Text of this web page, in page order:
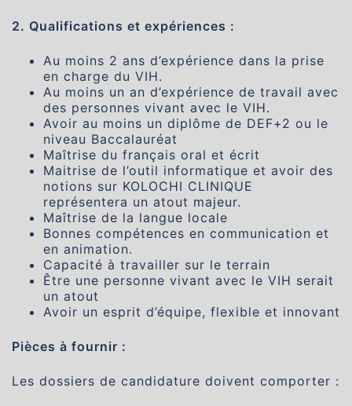
2. Qualifications et expériences :
Au moins 2 ans d’expérience dans la prise
en charge du VIH.
Au moins un an d’expérience de travail avec
des personnes vivant avec le VIH.
Avoir au moins un diplôme de DEF+2 ou le
niveau Baccalauréat
Maîtrise du français oral et écrit
Maitrise de l’outil informatique et avoir des
notions sur KOLOCHI CLINIQUE
représentera un atout majeur.
Maîtrise de la langue locale
Bonnes compétences en communication et
en animation.
Capacité à travailler sur le terrain
Être une personne vivant avec le VIH serait
un atout
Avoir un esprit d’équipe, flexible et innovant
Pièces à fournir :
Les dossiers de candidature doivent comporter :